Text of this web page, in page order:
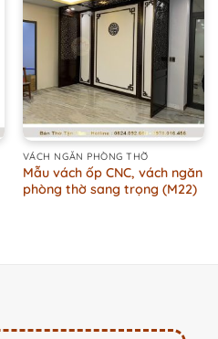
VÁCH NGĂN PHÒNG THỜ
Mẫu vách ốp CNC, vách ngăn
phòng thờ sang trọng (M22)